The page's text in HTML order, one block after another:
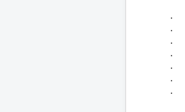
·
·
·
·
·
·
·